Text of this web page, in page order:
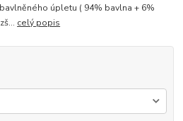
úpletu ( 94% bavlna + 6%
celý popis